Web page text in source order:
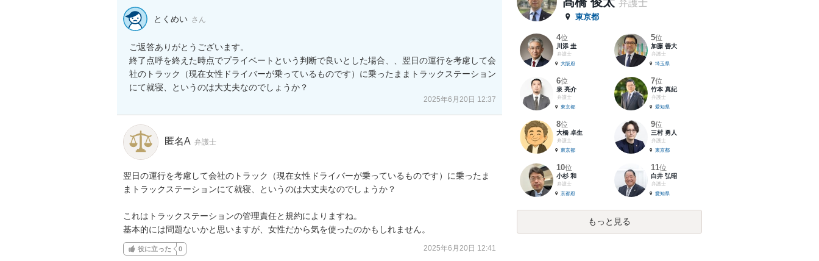
とくめい さん
ご返答ありがとうございます。
終了点呼を終えた時点でプライベートという判断で良いとした場合、、翌日の運行を考慮して会
社のトラック（現在女性ドライバーが乗っているものです）に乗ったままトラックステーション
にて就寝、というのは大丈夫なのでしょうか？
2025年6月20日 12:37
匿名A 弁護士
翌日の運行を考慮して会社のトラック（現在女性ドライバーが乗っているものです）に乗ったま
まトラックステーションにて就寝、というのは大丈夫なのでしょうか？
これはトラックステーションの管理責任と規約によりますね。
基本的には問題ないかと思いますが、女性だから気を使ったのかもしれません。
役に立った 0 2025年6月20日 12:41
弁護士
東京都
4位
川添 圭
弁護士
大阪府
5位
加藤 善大
弁護士
埼玉県
6位
泉 亮介
弁護士
東京都
7位
竹本 真紀
弁護士
愛知県
8位
大橋 卓生
弁護士
東京都
9位
三村 勇人
弁護士
東京都
10位
小杉 和
弁護士
京都府
11位
白井 弘昭
弁護士
愛知県
もっと見る